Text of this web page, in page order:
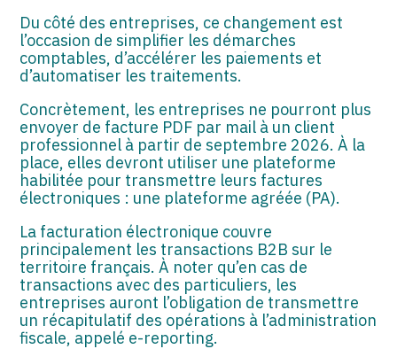
Du côté des entreprises, ce changement est
l’occasion de simplifier les démarches
comptables, d’accélérer les paiements et
d’automatiser les traitements.
Concrètement, les entreprises ne pourront plus
envoyer de facture PDF par mail à un client
professionnel à partir de septembre 2026. À la
place, elles devront utiliser une plateforme
habilitée pour transmettre leurs factures
électroniques : une plateforme agréée (PA).
La facturation électronique couvre
principalement les transactions B2B sur le
territoire français. À noter qu’en cas de
transactions avec des particuliers, les
entreprises auront l’obligation de transmettre
un récapitulatif des opérations à l’administration
fiscale, appelé e-reporting.